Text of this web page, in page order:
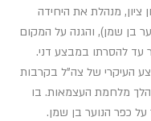
ציון, מנהלת את היחידה
בן שמן), והגנה על המקום
עד להסרתו במבצע דני.
העיקרי של צה"ל בקרבות
מלחמת העצמאות. בו
כפר הנוער בן שמן.